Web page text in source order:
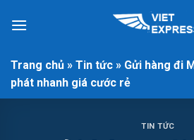
Trang chủ » Tin tức » Gửi hàng đi
phát nhanh giá cước rẻ
TIN TỨC